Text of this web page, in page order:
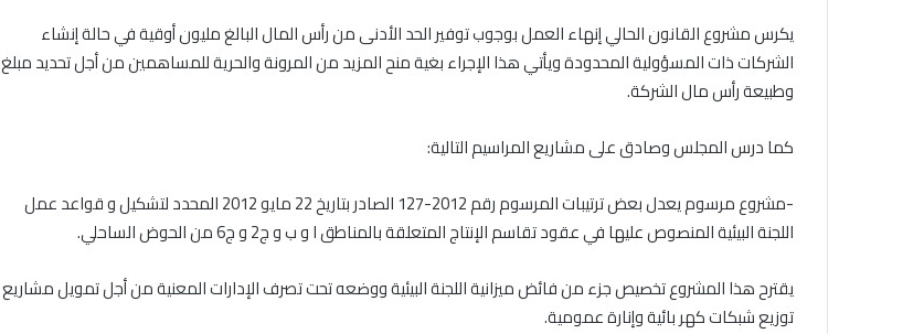
يكرس مشروع القانون الحالي إنهاء العمل بوجوب توفير الحد الأدنى من رأس المال البالغ مليون أوقية في حالة إنشاء
الشركات ذات المسؤولية المحدودة ويأتي هذا الإجراء بغية منح المزيد من المرونة والحرية للمساهمين من أجل تحديد مبلغ
وطبيعة رأس مال الشركة.
كما درس المجلس وصادق على مشاريع المراسيم التالية:
-مشروع مرسوم يعدل بعض ترتيبات المرسوم رقم 2012-127 الصادر بتاريخ 22 مايو 2012 المحدد لتشكيل و قواعد عمل
اللجنة البيئية المنصوص عليها في عقود تقاسم الإنتاج المتعلقة بالمناطق ا و ب و ج2 و ج6 من الحوض الساحلي.
يقترح هذا المشروع تخصيص جزء من فائض ميزانية اللجنة البيئية ووضعه تحت تصرف الإدارات المعنية من أجل تمويل مشاريع
توزيع شبكات كهر بائية وإنارة عمومية.